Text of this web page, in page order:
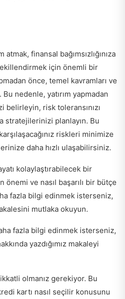
atmak, finansal bağımsızlığınıza
için önemli bir
önce, temel kavramları ve
nedenle, yatırım yapmadan
risk toleransınızı
stratejilerinizi planlayın. Bu
riskleri minimize
daha hızlı ulaşabilirsiniz.
kolaylaştırabilecek bir
önemi ve nasıl başarılı bir bütçe
fazla bilgi edinmek isterseniz,
mutlaka okuyun.
fazla bilgi edinmek isterseniz,
yazdığımız makaleyi
olmanız gerekiyor. Bu
kartı nasıl seçilir konusunu